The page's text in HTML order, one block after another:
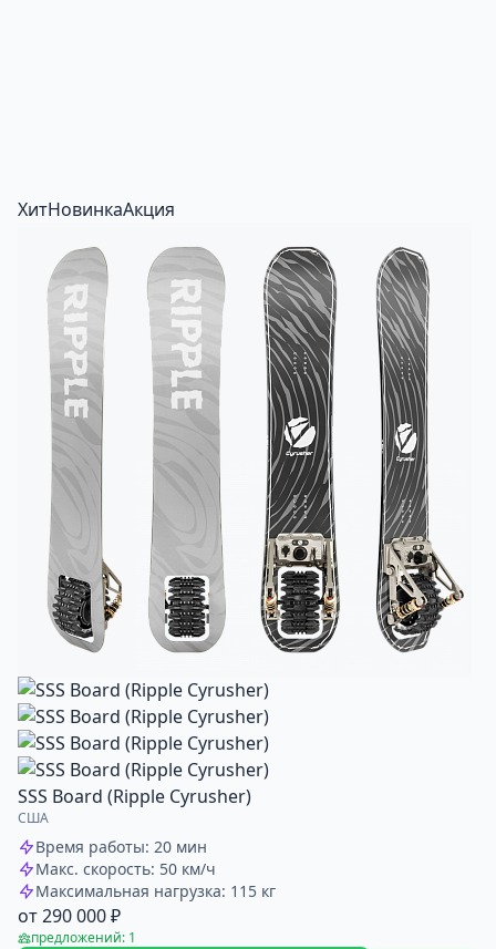
ХитНовинкаАкция
SSS Board (Ripple Cyrusher)
США
Время работы: 20 мин
Макс. скорость: 50 км/ч
Максимальная нагрузка: 115 кг
от 290 000 ₽
предложений: 1